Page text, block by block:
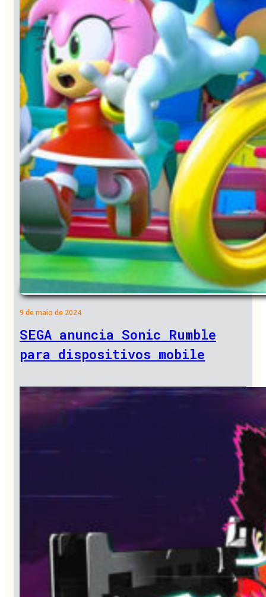
9 de maio de 2024
SEGA anuncia Sonic Rumble
para dispositivos mobile